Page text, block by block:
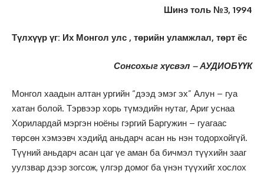
Шинэ толь №3, 1994
Түлхүүр үг: Их Монгол улс , төрийн уламжлал, төрт ёс
Сонсохыг хүсвэл – АУДИОБҮҮК
Монгол хаадын алтан ургийн “дээд эмэг эх” Алун – гуа
хатан болой. Тэрвээр хорь түмэдийн нутаг, Ариг уснаа
Хорилардай мэргэн ноёны гэргий Баргужин – гуагаас
төрсөн хэмээвч хэдийд аньдарч асан нь нэн тодорхойгүй.
Түүний аньдарч асан цаг үе аман ба бичмэл түүхийн зааг
уулзвар дээр зогсож, үлгэр домог ба үнэн түүхийг хослох